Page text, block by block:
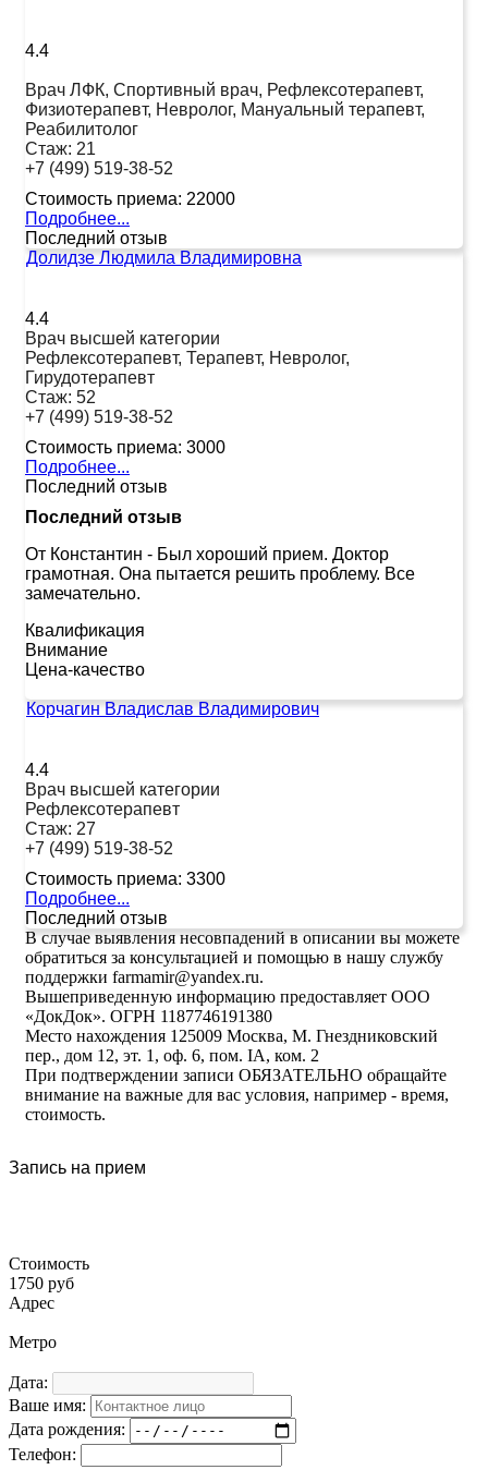
4.4
Врач ЛФК, Спортивный врач, Рефлексотерапевт,
Физиотерапевт, Невролог, Мануальный терапевт,
Реабилитолог
Стаж: 21
+7 (499) 519-38-52
Стоимость приема: 22000
Подробнее...
Последний отзыв
Долидзе Людмила Владимировна
4.4
Врач высшей категории
Рефлексотерапевт, Терапевт, Невролог,
Гирудотерапевт
Стаж: 52
+7 (499) 519-38-52
Стоимость приема: 3000
Подробнее...
Последний отзыв
Последний отзыв
От Константин - Был хороший прием. Доктор
грамотная. Она пытается решить проблему. Все
замечательно.
Квалификация
Внимание
Цена-качество
Корчагин Владислав Владимирович
4.4
Врач высшей категории
Рефлексотерапевт
Стаж: 27
+7 (499) 519-38-52
Стоимость приема: 3300
Подробнее...
Последний отзыв
В случае выявления несовпадений в описании вы можете
обратиться за консультацией и помощью в нашу службу
поддержки farmamir@yandex.ru.
Вышеприведенную информацию предоставляет ООО
«ДокДок». ОГРН 1187746191380
Место нахождения 125009 Москва, М. Гнездниковский
пер., дом 12, эт. 1, оф. 6, пом. IA, ком. 2
При подтверждении записи ОБЯЗАТЕЛЬНО обращайте
внимание на важные для вас условия, например - время,
стоимость.
Запись на прием
Стоимость
1750 руб
Адрес
Метро
Дата:
Ваше имя:
Дата рождения:
Телефон: